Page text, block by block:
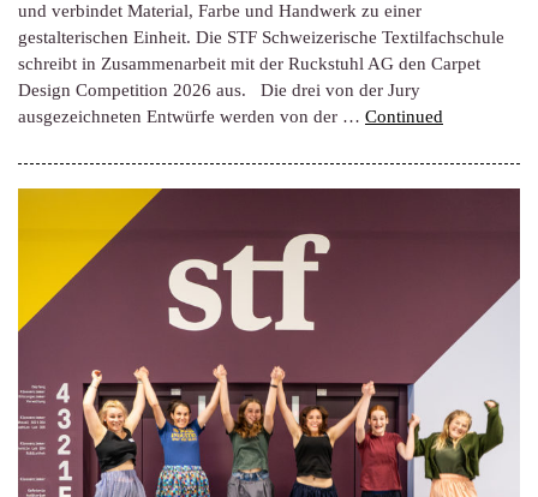
und verbindet Material, Farbe und Handwerk zu einer
gestalterischen Einheit. Die STF Schweizerische Textilfachschule
schreibt in Zusammenarbeit mit der Ruckstuhl AG den Carpet
Design Competition 2026 aus. Die drei von der Jury
ausgezeichneten Entwürfe werden von der … Continued